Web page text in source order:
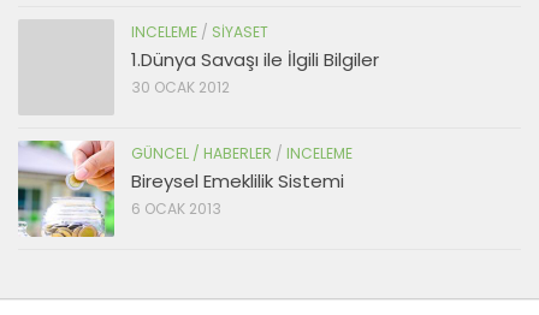
INCELEME / SIYASET
1.Dünya Savaşı ile İlgili Bilgiler
30 OCAK 2012
GÜNCEL / HABERLER / INCELEME
Bireysel Emeklilik Sistemi
6 OCAK 2013